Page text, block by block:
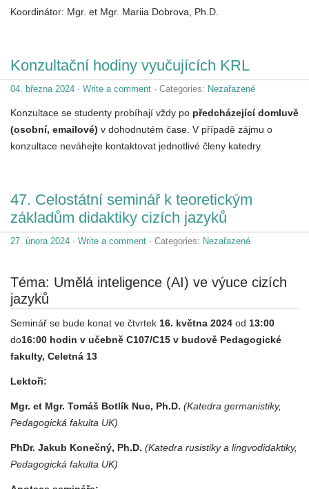
Koordinátor: Mgr. et Mgr. Mariia Dobrova, Ph.D.
Konzultační hodiny vyučujících KRL
04. března 2024 · Write a comment · Categories: Nezařazené
Konzultace se studenty probíhají vždy po předcházející domluvě
(osobní, emailové) v dohodnutém čase. V případě zájmu o
konzultace neváhejte kontaktovat jednotlivé členy katedry.
47. Celostátní seminář k teoretickým
základům didaktiky cizích jazyků
27. února 2024 · Write a comment · Categories: Nezařazené
Téma: Umělá inteligence (AI) ve výuce cizích
jazyků
Seminář se bude konat ve čtvrtek 16. května 2024 od 13:00
do16:00 hodin v učebně C107/C15 v budově Pedagogické
fakulty, Celetná 13
Lektoři:
Mgr. et Mgr. Tomáš Botlík Nuc, Ph.D. (Katedra germanistiky,
Pedagogická fakulta UK)
PhDr. Jakub Konečný, Ph.D. (Katedra rusistiky a lingvodidaktiky,
Pedagogická fakulta UK)